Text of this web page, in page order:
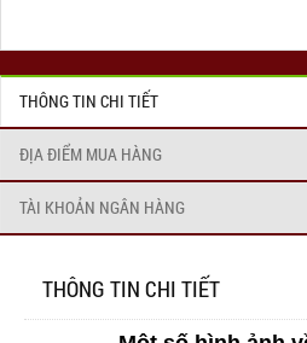
THÔNG TIN CHI TIẾT
ĐỊA ĐIỂM MUA HÀNG
TÀI KHOẢN NGÂN HÀNG
THÔNG TIN CHI TIẾT